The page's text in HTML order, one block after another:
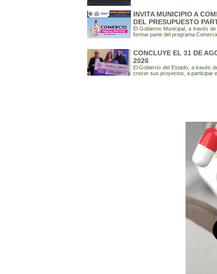
INVITA MUNICIPIO A
DEL PRESUPUESTO
El Gobierno Municipal, a través
formar parte del programa
CONCLUYE EL 31 DE
2026
El Gobierno del Estado, a través
crecer sus proyectos, a participar